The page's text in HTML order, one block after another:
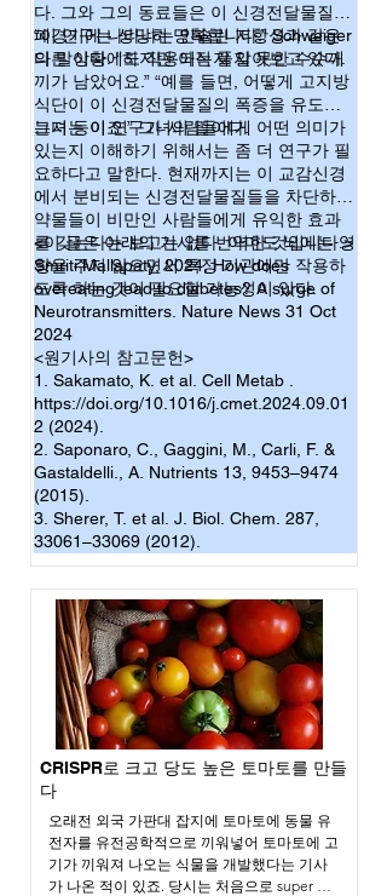
다. 그와 그의 동료들은 이 신경전달물질이
폐경기에 나타나는 인슐린 저항성과 같은
다른 상황에도 작용되는지 알아보고 있다.
“이 연구는 상당히 명확합니다.” Schweiger
의 말이다. “하지만 아직 풀지 못한 수수께
끼가 남았어요.” “예를 들면, 어떻게 고지방
식단이 이 신경전달물질의 폭증을 유도했
는지 등이죠.” 그녀의 말이다.
그녀는 이 연구가 사람들에게 어떤 의미가
있는지 이해하기 위해서는 좀 더 연구가 필
요하다고 말한다. 현재까지는 이 교감신경
에서 분비되는 신경전달물질들을 차단하는
약물들이 비만인 사람들에게 유익한 효과
를 갖는다는 보고는 없다. 아마도 뇌에는 영
향을 주지 않으면서 특정 기관에만 작용하
도록 하는 것이 필요할 가능성이 있다.
<이 글은 아래의 기사를 번역한 것입니다.>
Smriti Mallapaty, 2024, How does
overeating lead to diabetes? A surge of
Neurotransmitters. Nature News 31 Oct
2024
<원기사의 참고문헌>
1. Sakamato, K. et al. Cell Metab .
https://doi.org/10.1016/j.cmet.2024.09.01
2 (2024).
2. Saponaro, C., Gaggini, M., Carli, F. &
Gastaldelli., A. Nutrients 13, 9453–9474
(2015).
3. Sherer, T. et al. J. Biol. Chem. 287,
33061–33069 (2012).
CRISPR로 크고 당도 높은 토마토를 만들
다
오래전 외국 가판대 잡지에 토마토에 동물 유
전자를 유전공학적으로 끼워넣어 토마토에 고
기가 끼워져 나오는 식물을 개발했다는 기사
가 나온 적이 있죠. 당시는 처음으로 super